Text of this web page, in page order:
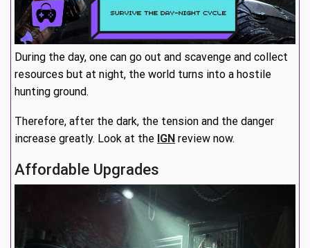
During the day, one can go out and scavenge and collect
resources but at night, the world turns into a hostile
hunting ground.
Therefore, after the dark, the tension and the danger
increase greatly. Look at the IGN review now.
Affordable Upgrades